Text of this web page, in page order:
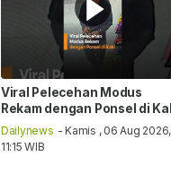
Viral Pelecehan Modus
Rekam dengan Ponsel di
Dailynews - Kamis , 06 Aug 2026,
11:15 WIB